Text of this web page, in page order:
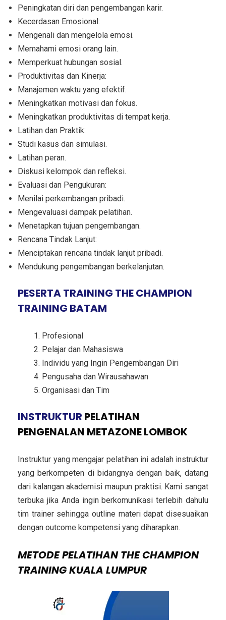
Peningkatan diri dan pengembangan karir.
Kecerdasan Emosional:
Mengenali dan mengelola emosi.
Memahami emosi orang lain.
Memperkuat hubungan sosial.
Produktivitas dan Kinerja:
Manajemen waktu yang efektif.
Meningkatkan motivasi dan fokus.
Meningkatkan produktivitas di tempat kerja.
Latihan dan Praktik:
Studi kasus dan simulasi.
Latihan peran.
Diskusi kelompok dan refleksi.
Evaluasi dan Pengukuran:
Menilai perkembangan pribadi.
Mengevaluasi dampak pelatihan.
Menetapkan tujuan pengembangan.
Rencana Tindak Lanjut:
Menciptakan rencana tindak lanjut pribadi.
Mendukung pengembangan berkelanjutan.
PESERTA TRAINING THE CHAMPION
TRAINING BATAM
Profesional
Pelajar dan Mahasiswa
Individu yang Ingin Pengembangan Diri
Pengusaha dan Wirausahawan
Organisasi dan Tim
INSTRUKTUR PELATIHAN
PENGENALAN METAZONE LOMBOK
Instruktur yang mengajar pelatihan ini adalah instruktur
yang berkompeten di bidangnya dengan baik, datang
dari kalangan akademisi maupun praktisi. Kami sangat
terbuka jika Anda ingin berkomunikasi terlebih dahulu
tim trainer sehingga outline materi dapat disesuaikan
dengan outcome kompetensi yang diharapkan.
METODEPELATIHAN THE CHAMPION
TRAINING KUALA LUMPUR